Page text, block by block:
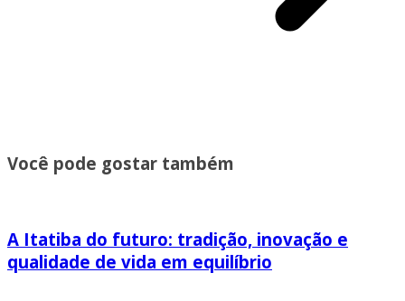
Você pode gostar também
A Itatiba do futuro: tradição, inovação e
qualidade de vida em equilíbrio